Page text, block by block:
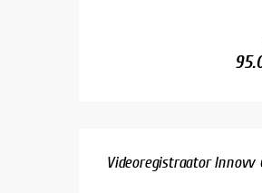
Videoregistraator Innovv